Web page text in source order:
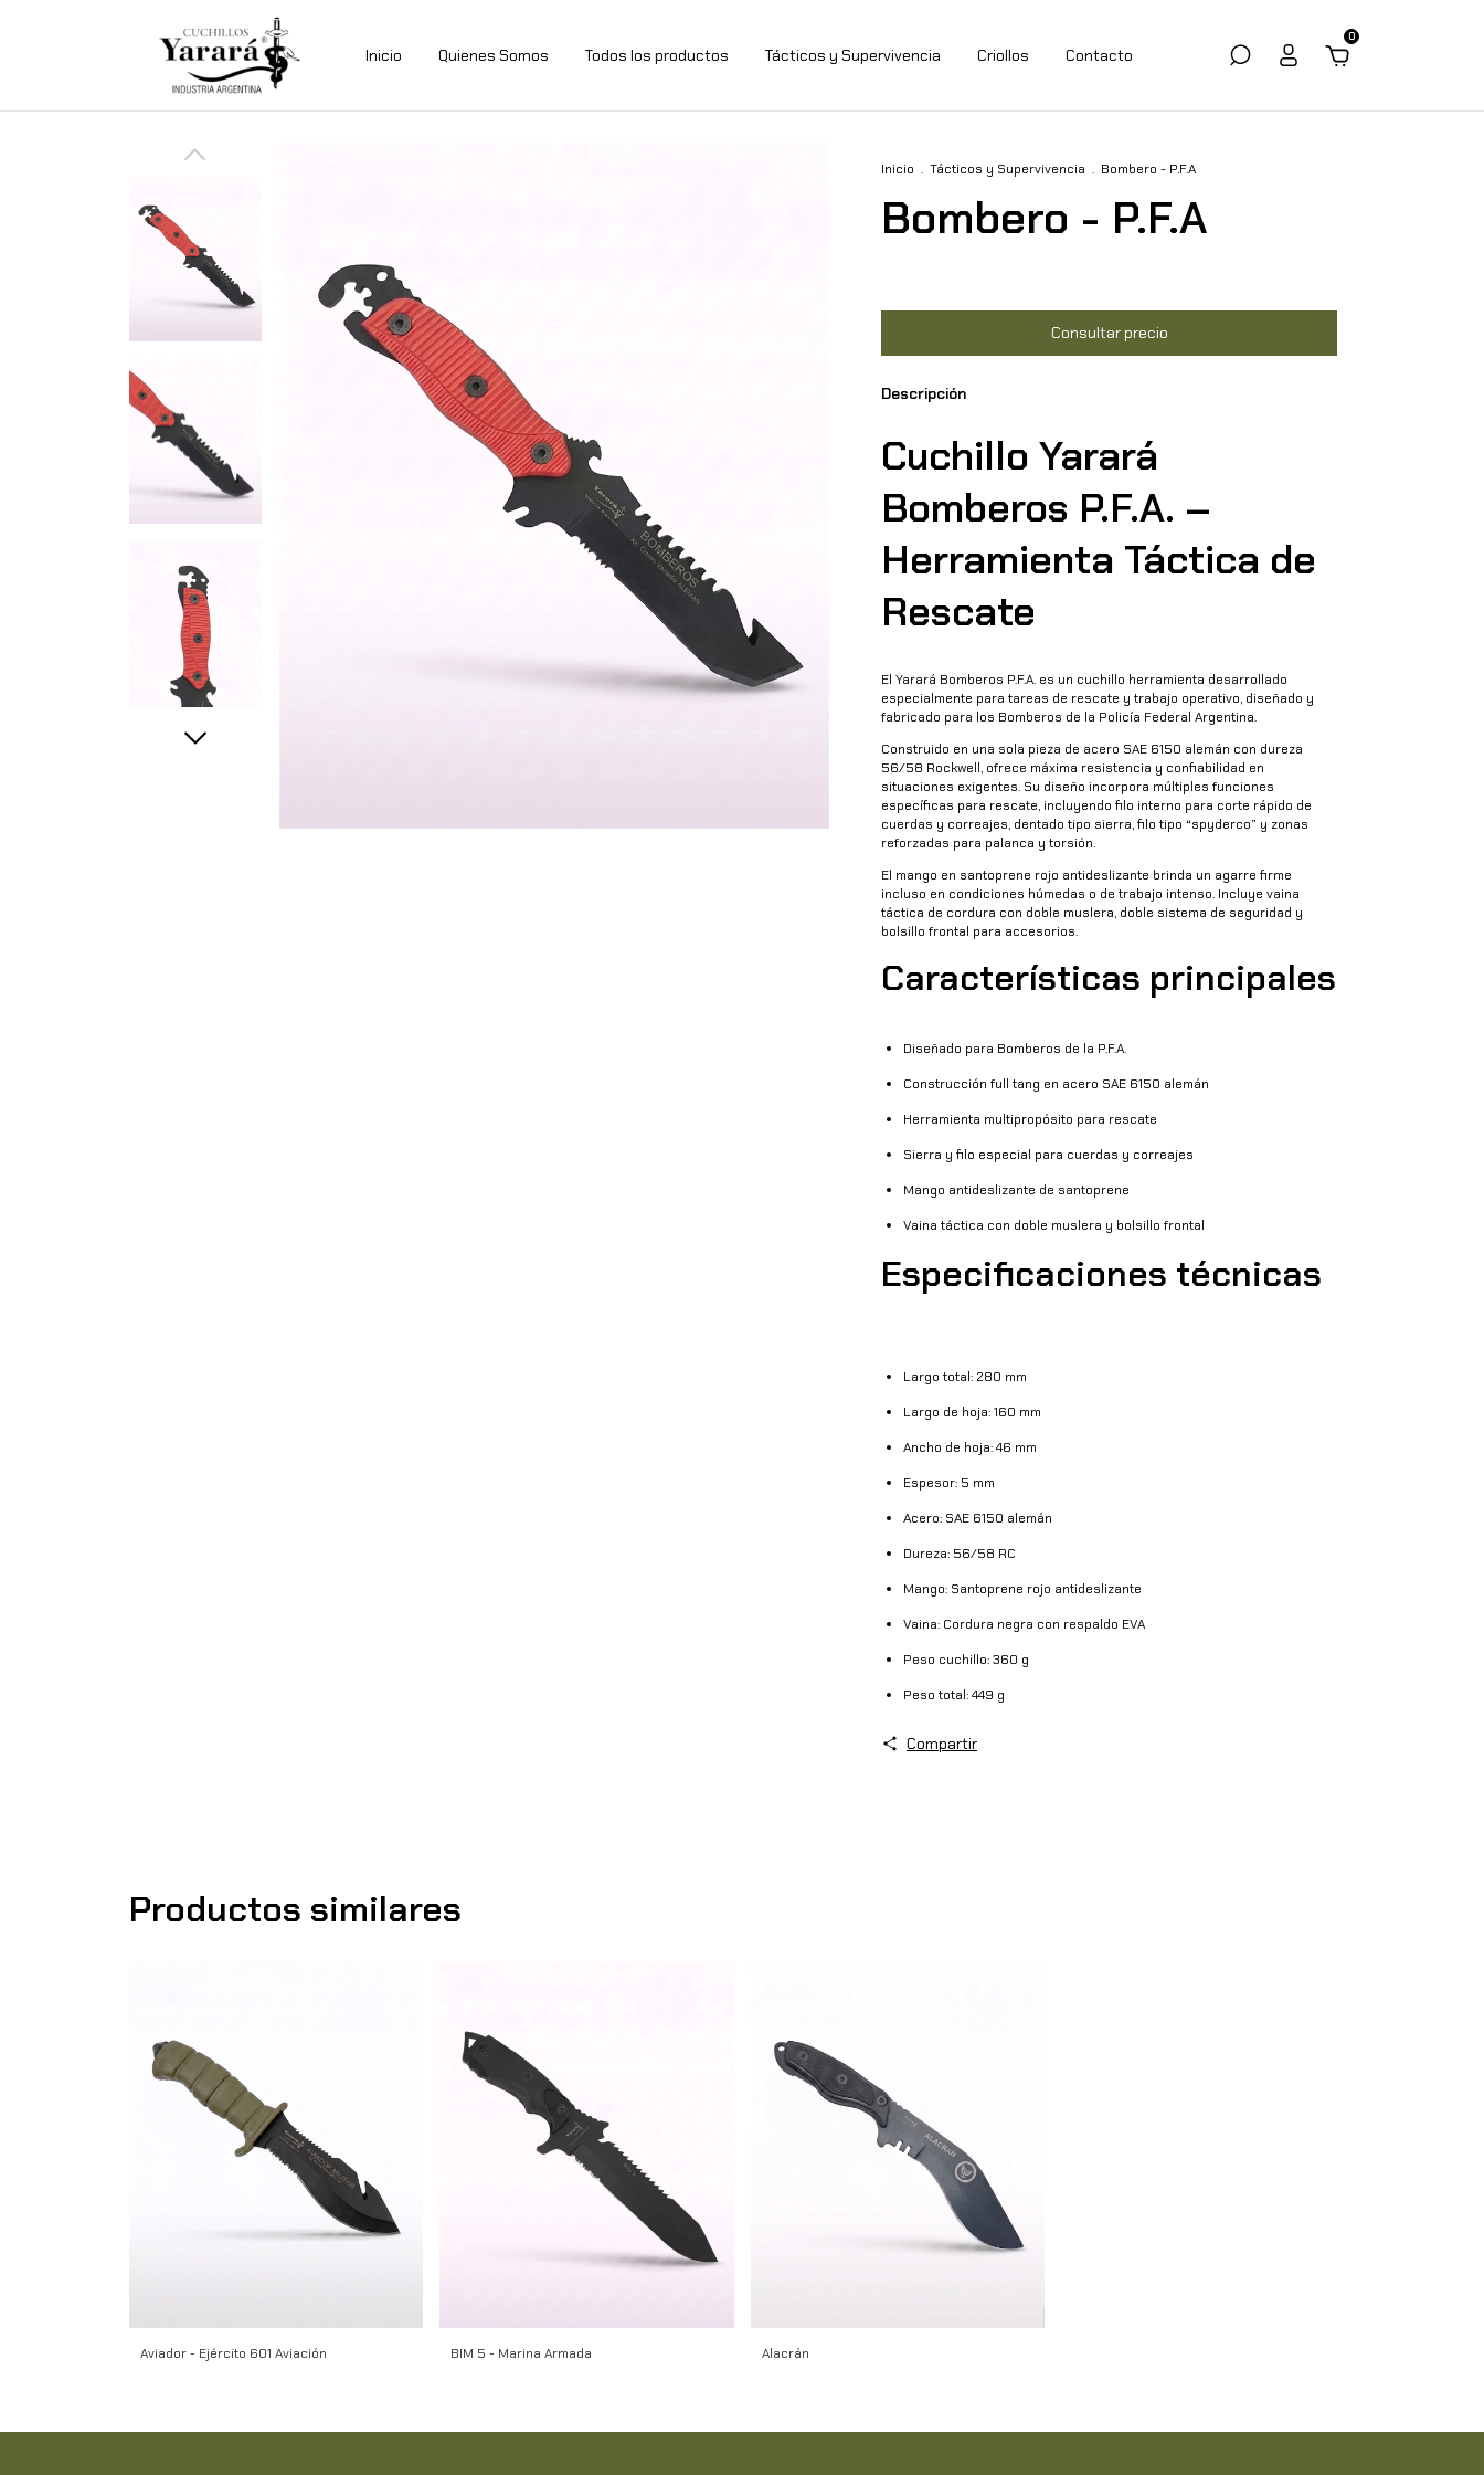
Inicio Quienes Somos Todos los productos Tácticos y Supervivencia Criollos Contacto
0
Inicio . Tácticos y Supervivencia . Bombero - P.F.A
Bombero - P.F.A
Descripción
Cuchillo Yarará
Bomberos P.F.A. –
Herramienta Táctica de
Rescate
El Yarará Bomberos P.F.A. es un cuchillo herramienta desarrollado
especialmente para tareas de rescate y trabajo operativo, diseñado y
fabricado para los Bomberos de la Policía Federal Argentina.
Construido en una sola pieza de acero SAE 6150 alemán con dureza
56/58 Rockwell, ofrece máxima resistencia y confiabilidad en
situaciones exigentes. Su diseño incorpora múltiples funciones
específicas para rescate, incluyendo filo interno para corte rápido de
cuerdas y correajes, dentado tipo sierra, filo tipo “spyderco” y zonas
reforzadas para palanca y torsión.
El mango en santoprene rojo antideslizante brinda un agarre firme
incluso en condiciones húmedas o de trabajo intenso. Incluye vaina
táctica de cordura con doble muslera, doble sistema de seguridad y
bolsillo frontal para accesorios.
Características principales
Diseñado para Bomberos de la P.F.A.
Construcción full tang en acero SAE 6150 alemán
Herramienta multipropósito para rescate
Sierra y filo especial para cuerdas y correajes
Mango antideslizante de santoprene
Vaina táctica con doble muslera y bolsillo frontal
Especificaciones técnicas
Largo total: 280 mm
Largo de hoja: 160 mm
Ancho de hoja: 46 mm
Espesor: 5 mm
Acero: SAE 6150 alemán
Dureza: 56/58 RC
Mango: Santoprene rojo antideslizante
Vaina: Cordura negra con respaldo EVA
Peso cuchillo: 360 g
Peso total: 449 g
Compartir
Productos similares
Aviador - Ejército 601 Aviación BIM 5 - Marina Armada Alacrán